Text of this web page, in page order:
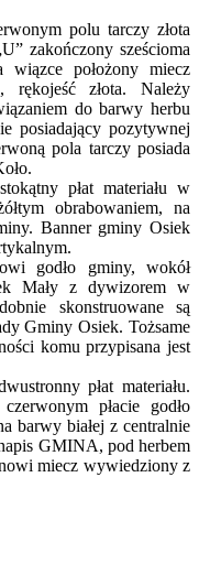
polu tarczy złota
zakończony sześcioma
położony miecz
rękojeść złota. Należy
do barwy herbu
posiadający pozytywnej
pola tarczy posiada
płat materiału w
obrabowaniem, na
Banner gminy Osiek
godło gminy, wokół
Mały z dywizorem w
skonstruowane są
Gminy Osiek. Tożsame
komu przypisana jest
płat materiału.
płacie godło
barwy białej z centralnie
GMINA, pod herbem
miecz wywiedziony z